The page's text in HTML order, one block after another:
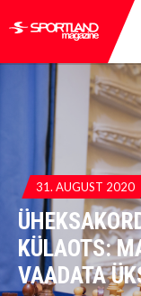
31. AUGUST 2020
KÜLAOTS:
VAADATA